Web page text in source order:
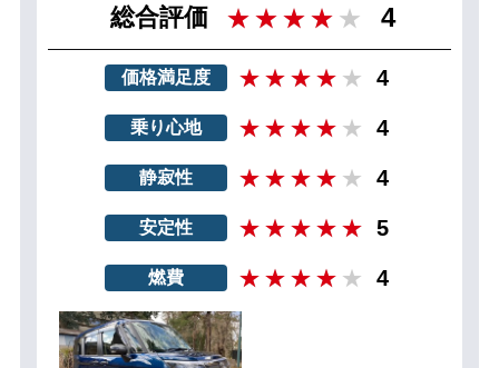
総合評価 4
価格満足度 4
乗り心地 4
静寂性 4
安定性 5
燃費 4